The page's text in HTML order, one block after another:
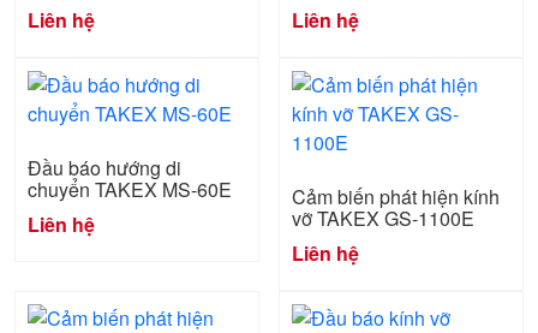
Liên hệ
Liên hệ
Đầu báo hướng di
chuyển TAKEX MS-60E
Liên hệ
Cảm biến phát hiện kính
vỡ TAKEX GS-1100E
Liên hệ